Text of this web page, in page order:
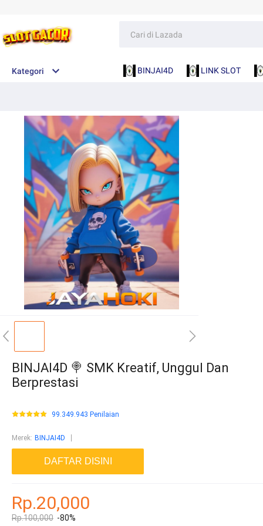
Kategori BINJAI4D LINK SLOT
BINJAI4D 🍭 SMK Kreatif, Unggul Dan
Berprestasi
99.349.943 Penilaian
Merek: BINJAI4D
DAFTAR DISINI
Rp.20,000
Rp.100,000 -80%